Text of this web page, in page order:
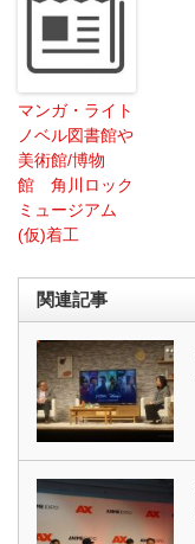
マンガ・ライト
ノベル図書館や
美術館/博物
館 角川ロック
ミュージアム
(仮)着工
関連記事